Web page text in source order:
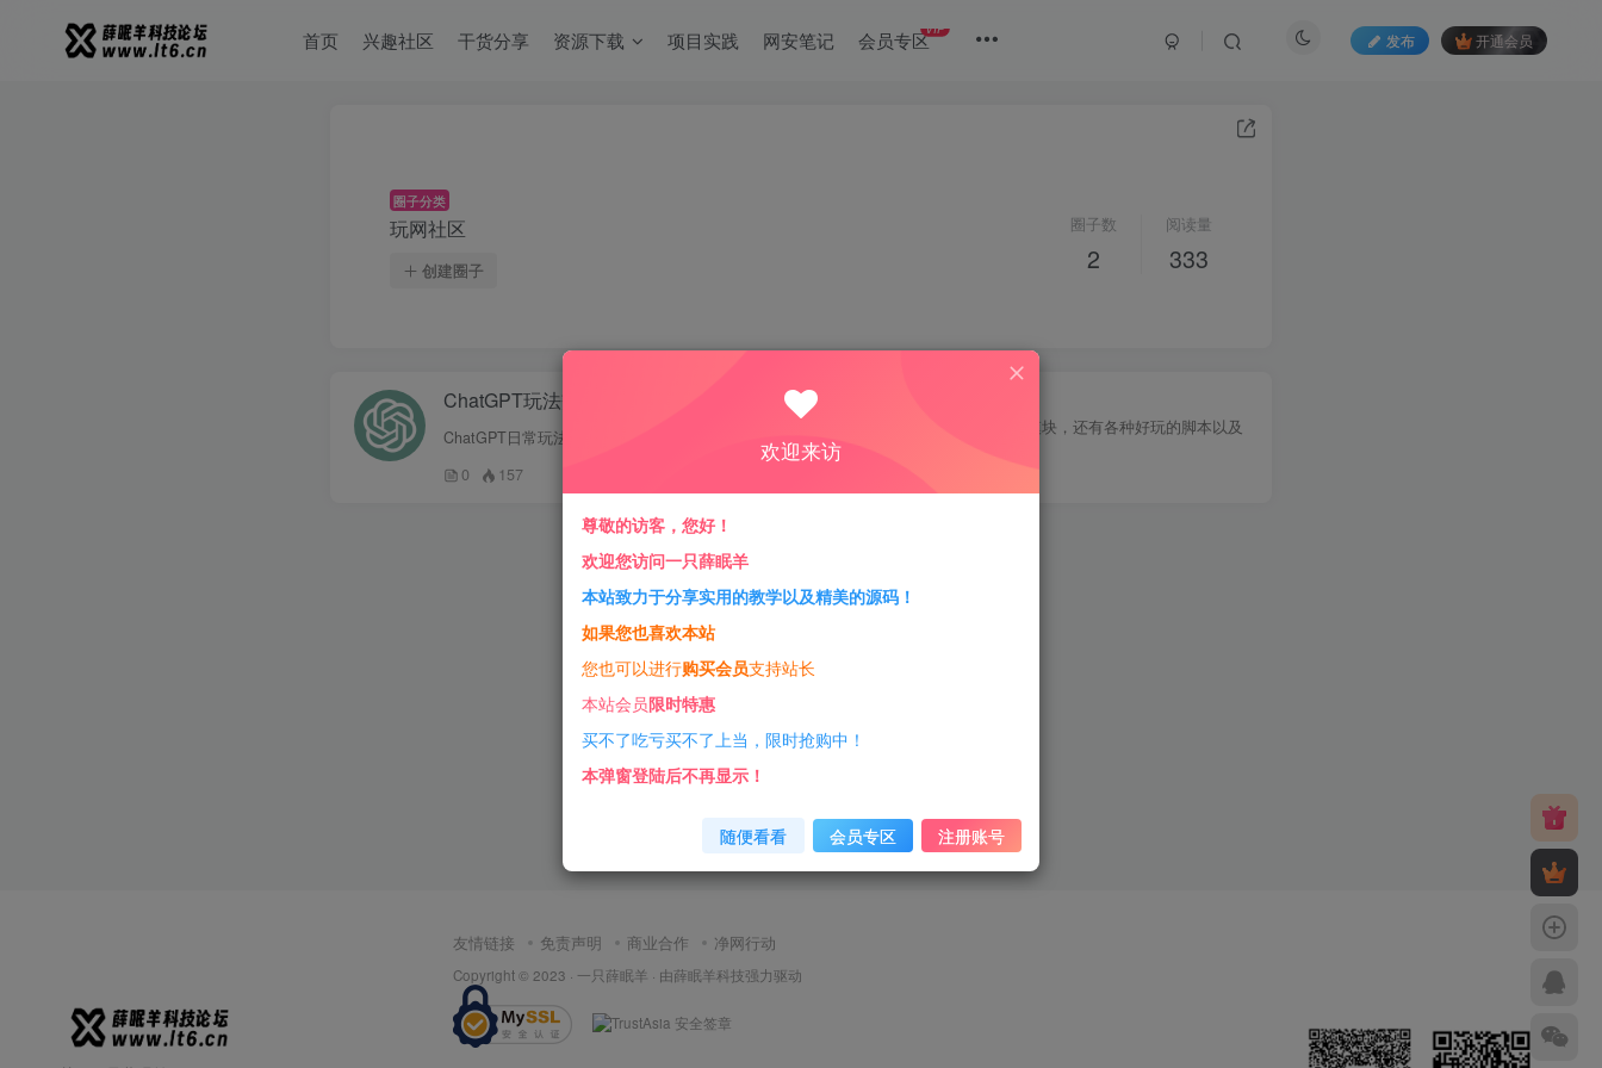
首页 兴趣社区 干货分享 资源下载 项目实践 网安笔记 会员专区VIP
发布 开通会员
圈子分类
玩网社区
创建圈子
圈子数
2
阅读量
333
ChatGPT玩法交流
ChatGPT日常玩法记录
0
157
分享手机框架及模块，还有各种好玩的脚本以及
友情链接 免责声明 商业合作 净网行动
Copyright © 2023 · 一只薛眠羊 · 由薛眠羊科技强力驱动
欢迎来访
尊敬的访客，您好！
欢迎您访问一只薛眠羊
本站致力于分享实用的教学以及精美的源码！
如果您也喜欢本站
您也可以进行购买会员支持站长
本站会员限时特惠
买不了吃亏买不了上当，限时抢购中！
本弹窗登陆后不再显示！
随便看看 会员专区 注册账号